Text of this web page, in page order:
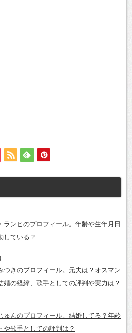
ランヒのプロフィール。年齢や生年月日
している？
つきのプロフィール。元夫は？オスマン
婚の経緯、歌手としての評判や実力は？
ゅんのプロフィール。結婚してる？年齢
や歌手としての評判は？